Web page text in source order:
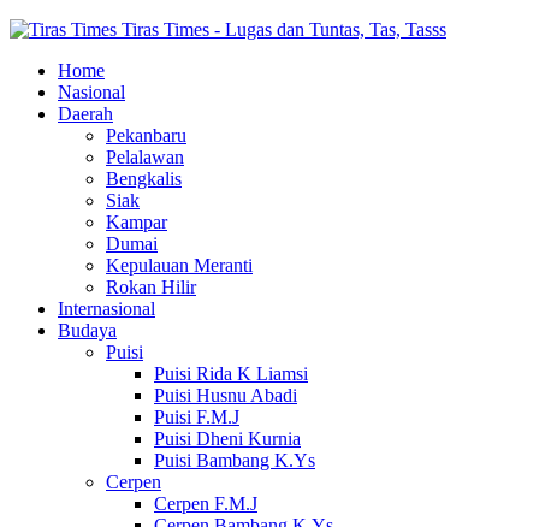
Tiras Times - Lugas dan Tuntas, Tas, Tasss
Home
Nasional
Daerah
Pekanbaru
Pelalawan
Bengkalis
Siak
Kampar
Dumai
Kepulauan Meranti
Rokan Hilir
Internasional
Budaya
Puisi
Puisi Rida K Liamsi
Puisi Husnu Abadi
Puisi F.M.J
Puisi Dheni Kurnia
Puisi Bambang K.Ys
Cerpen
Cerpen F.M.J